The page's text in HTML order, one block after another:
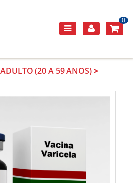
0
ADULTO (20 A 59 ANOS)